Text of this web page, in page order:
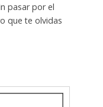
pasar por el
que te olvidas